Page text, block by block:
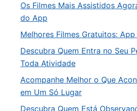
Os Filmes Mais Assistidos
do App
Melhores Filmes Gratuitos:
Descubra Quem Entra no Seu
Toda Atividade
Acompanhe Melhor o Que
em Um Só Lugar
Descubra Quem Está